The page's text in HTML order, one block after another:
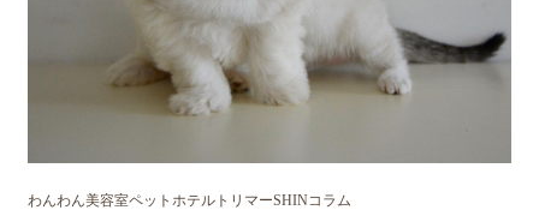
わんわん美容室ペットホテルトリマーSHINコラム